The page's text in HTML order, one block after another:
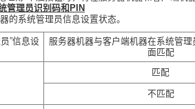
管理员识别码和PIN
的系统管理员信息设置状态。
”信息设
服务器机器与客户端机器在系统管
面匹配
匹配
不匹配